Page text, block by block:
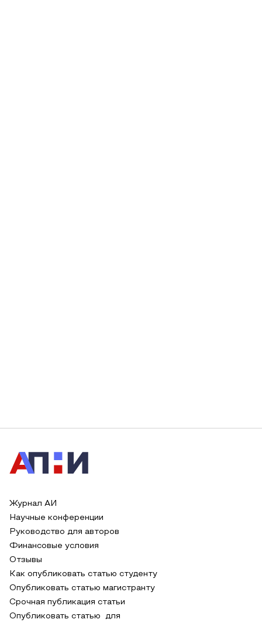
Журнал АИ
Научные конференции
Руководство для авторов
Финансовые условия
Отзывы
Как опубликовать статью студенту
Опубликовать статью магистранту
Срочная публикация статьи
Опубликовать статью для